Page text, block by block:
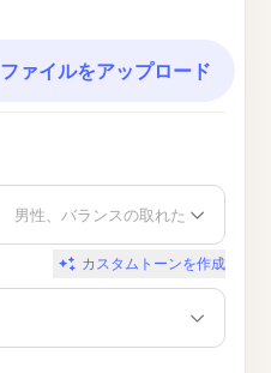
ファイルをアップロード
男性、バランスの取れた
カスタムトーンを作成